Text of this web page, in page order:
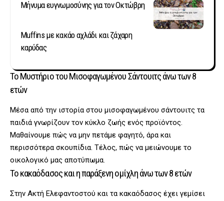
Μήνυμα ευγνωμοσύνης για τον Οκτώβρη
Muffins με κακάο αχλάδι και ζάχαρη
καρύδας
Το Μυστήριο του Μισοφαγωμένου Σάντουιτς άνω των 8
ετών
Μέσα από την ιστορία στου μισοφαγωμένου σάντουιτς τα
παιδιά γνωρίζουν τον κύκλο ζωής ενός προϊόντος.
Μαθαίνουμε πώς να μην πετάμε φαγητό, άρα και
περισσότερα σκουπίδια. Τέλος, πώς να μειώνουμε το
οικολογικό μας αποτύπωμα.
Το κακαόδασος και η παράξενη ομίχλη άνω των 8 ετών
Στην Ακτή Ελεφαντοστού και τα κακαόδασος έχει γεμίσει